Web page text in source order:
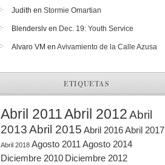
Judith en Stormie Omartian
Blenderslv en Dec. 19: Youth Service
Alvaro VM en Avivamiento de la Calle Azusa
ETIQUETAS
Abril 2011Abril 2012Abril
2013Abril 2015 Abril 2016Abril 2017
Abril 2018 Agosto 2011 Agosto 2014
Diciembre 2010 Diciembre 2012